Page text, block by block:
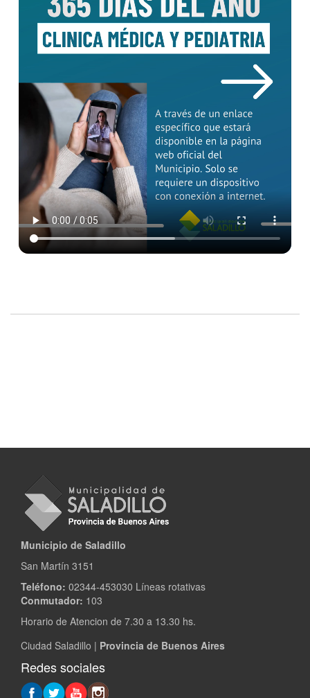
Municipio de Saladillo
San Martín 3151
Teléfono: 02344-453030 Líneas rotativas
Conmutador: 103
Horario de Atencion de 7.30 a 13.30 hs.
Ciudad Saladillo | Provincia de Buenos Aires
Redes sociales